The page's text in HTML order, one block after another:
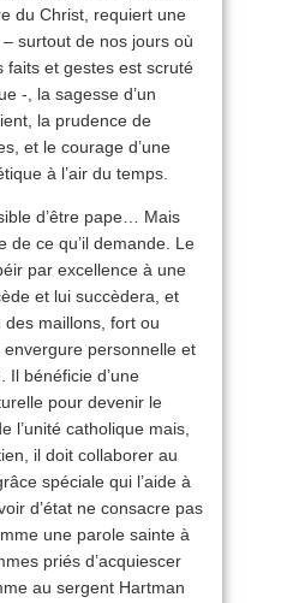
du Christ, requiert une
surtout de nos jours où
faits et gestes est scruté
-, la sagesse d’un
la prudence de
et le courage d’une
à l’air du temps.
d’être pape… Mais
de ce qu’il demande. Le
par excellence à une
et lui succèdera, et
des maillons, fort ou
personnelle et
Il bénéficie d’une
pour devenir le
l’unité catholique mais,
il doit collaborer au
spéciale qui l’aide à
d’état ne consacre pas
une parole sainte à
priés d’acquiescer
au sergent Hartman